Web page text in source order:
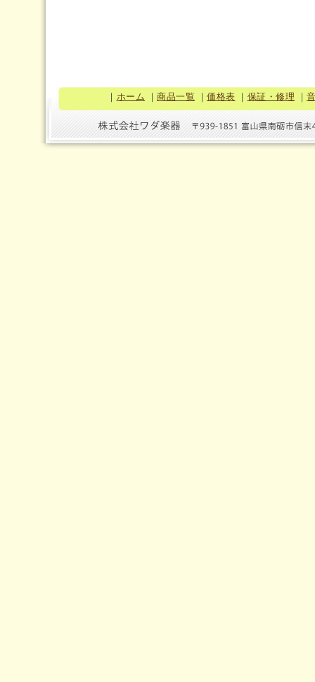
｜ ホーム ｜ 商品一覧 ｜ 価格表 ｜ 保証・修理 ｜